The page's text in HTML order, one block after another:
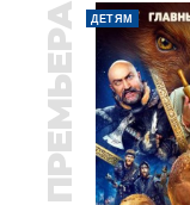
ПРЕМЬЕРА ДЕТЯМ